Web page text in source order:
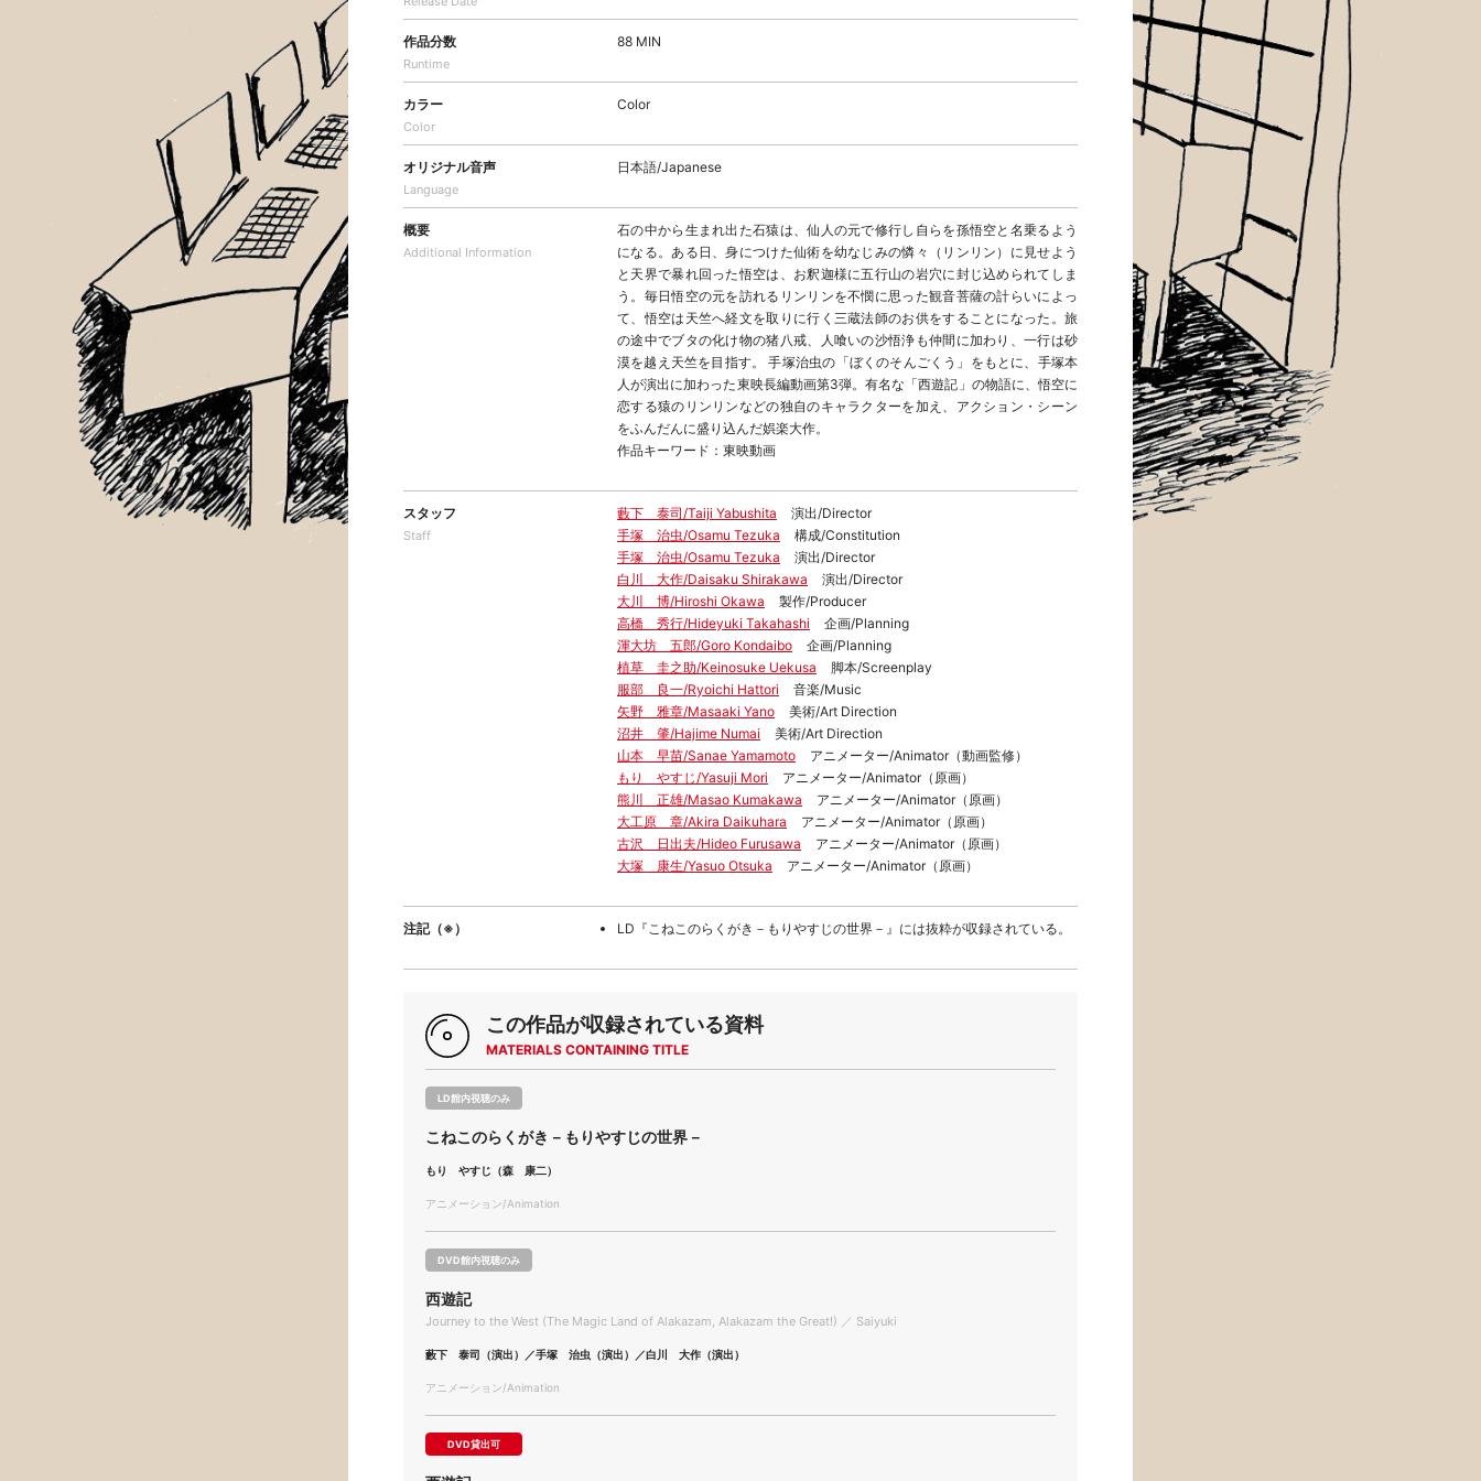
作品分数
Runtime
88 MIN
カラー
Color
Color
オリジナル音声
Language
日本語/Japanese
概要
Additional Information
石の中から生まれ出た石猿は、仙人の元で修行し自らを孫悟空と名乗るよう
になる。ある日、身につけた仙術を幼なじみの憐々（リンリン）に見せよう
と天界で暴れ回った悟空は、お釈迦様に五行山の岩穴に封じ込められてしま
う。毎日悟空の元を訪れるリンリンを不憫に思った観音菩薩の計らいによっ
て、悟空は天竺へ経文を取りに行く三蔵法師のお供をすることになった。旅
の途中でブタの化け物の猪八戒、人喰いの沙悟浄も仲間に加わり、一行は砂
漠を越え天竺を目指す。 手塚治虫の「ぼくのそんごくう」をもとに、手塚本
人が演出に加わった東映長編動画第3弾。有名な「西遊記」の物語に、悟空に
恋する猿のリンリンなどの独自のキャラクターを加え、アクション・シーン
をふんだんに盛り込んだ娯楽大作。
作品キーワード：東映動画
スタッフ
Staff
藪下 泰司/Taiji Yabushita
演出/Director
手塚 治虫/Osamu Tezuka
構成/Constitution
手塚 治虫/Osamu Tezuka
演出/Director
白川 大作/Daisaku Shirakawa
演出/Director
大川 博/Hiroshi Okawa
製作/Producer
高橋 秀行/Hideyuki Takahashi
企画/Planning
渾大坊 五郎/Goro Kondaibo
企画/Planning
植草 圭之助/Keinosuke Uekusa
脚本/Screenplay
服部 良一/Ryoichi Hattori
音楽/Music
矢野 雅章/Masaaki Yano
美術/Art Direction
沼井 肇/Hajime Numai
美術/Art Direction
山本 早苗/Sanae Yamamoto
アニメーター/Animator（動画監修）
もり やすじ/Yasuji Mori
アニメーター/Animator（原画）
熊川 正雄/Masao Kumakawa
アニメーター/Animator（原画）
大工原 章/Akira Daikuhara
アニメーター/Animator（原画）
古沢 日出夫/Hideo Furusawa
アニメーター/Animator（原画）
大塚 康生/Yasuo Otsuka
アニメーター/Animator（原画）
注記（※） LD『こねこのらくがき－もりやすじの世界－』には抜粋が収録されている。
この作品が収録されている資料
MATERIALS CONTAINING TITLE
LD館内視聴のみ
こねこのらくがき－もりやすじの世界－
もり やすじ（森 康二）
アニメーション/Animation
DVD館内視聴のみ
西遊記
Journey to the West (The Magic Land of Alakazam, Alakazam the Great!) ／ Saiyuki
藪下 泰司（演出）／手塚 治虫（演出）／白川 大作（演出）
アニメーション/Animation
DVD貸出可